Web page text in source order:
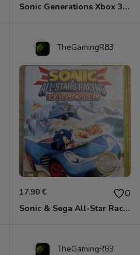
Sonic Generations Xbox 360
TheGamingR83
17.90 € 0
Sonic & Sega All-Star Racing - Transformed Xbox 360
TheGamingR83